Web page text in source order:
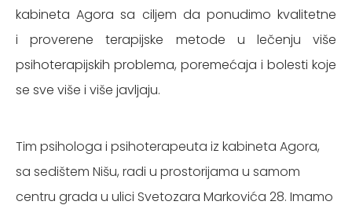
kabineta Agora sa ciljem da ponudimo kvalitetne
i proverene terapijske metode u lečenju više
psihoterapijskih problema, poremećaja i bolesti koje
se sve više i više javljaju.
Tim psihologa i psihoterapeuta iz kabineta Agora,
sa sedištem Nišu, radi u prostorijama u samom
centru grada u ulici Svetozara Markovića 28. Imamo